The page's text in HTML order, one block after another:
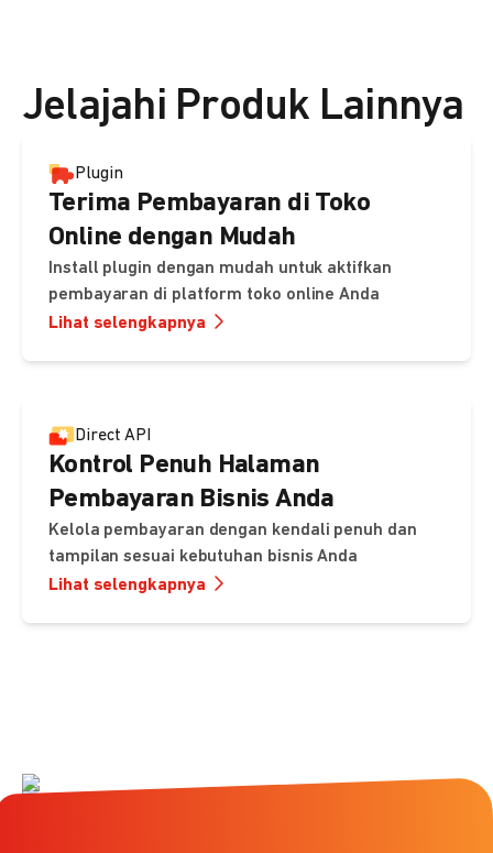
Jelajahi Produk Lainnya
Plugin
Terima Pembayaran di Toko
Online dengan Mudah
Install plugin dengan mudah untuk aktifkan
pembayaran di platform toko online Anda
Lihat selengkapnya
Direct API
Kontrol Penuh Halaman
Pembayaran Bisnis Anda
Kelola pembayaran dengan kendali penuh dan
tampilan sesuai kebutuhan bisnis Anda
Lihat selengkapnya